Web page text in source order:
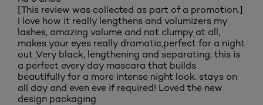
[This review was collected as part of a promotion.]
I love how it really lengthens and volumizers my
lashes, amazing volume and not clumpy at all,
makes your eyes really dramatic,perfect for a night
out ,Very black, lengthening and separating, this is
a perfect every day mascara that builds
beautifully for a more intense night look. stays on
all day and even eve if required! Loved the new
design packaging